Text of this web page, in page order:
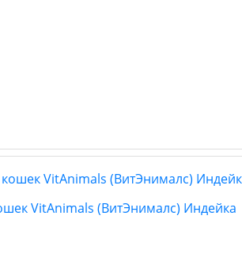
VitAnimals (ВитЭнималс) Индейка